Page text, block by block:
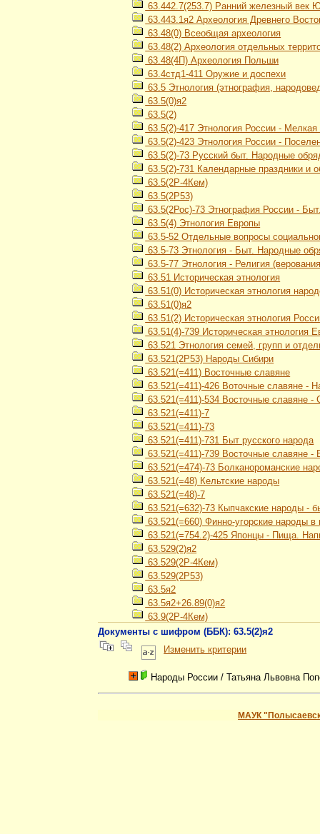
63.442.7(253.7) Ранний железный век
63.443.1я2 Археология Древнего
63.48(0) Всеобщая археология
63.48(2) Археология отдельных
63.48(4П) Археология Польши
63.4стд1-411 Оружие и доспехи
63.5 Этнология (этнография,
63.5(0)я2
63.5(2)
63.5(2)-417 Этнология России -
63.5(2)-423 Этнология России -
63.5(2)-73 Русский быт. Народные
63.5(2)-731 Календарные праздники и
63.5(2Р-4Кем)
63.5(2Р53)
63.5(2Рос)-73 Этнография России -
63.5(4) Этнология Европы
63.5-52 Отдельные вопросы
63.5-73 Этнология - Быт. Народные
63.5-77 Этнология - Религия
63.51 Историческая этнология
63.51(0) Историческая этнология
63.51(0)я2
63.51(2) Историческая этнология
63.51(4)-739 Историческая
63.521 Этнология семей, групп и
63.521(2Р53) Народы Сибири
63.521(=411) Восточные славяне
63.521(=411)-426 Воточные славяне -
63.521(=411)-534 Восточные славяне
63.521(=411)-7
63.521(=411)-73
63.521(=411)-731 Быт русского народа
63.521(=411)-739 Восточные славяне
63.521(=474)-73 Болканороманские
63.521(=48) Кельтские народы
63.521(=48)-7
63.521(=632)-73 Кыпчакские народы -
63.521(=660) Финно-угорские народы в
63.521(=754.2)-425 Японцы - Пища.
63.529(2)я2
63.529(2Р-4Кем)
63.529(2Р53)
63.5я2
63.5я2+26.89(0)я2
63.9(2Р-4Кем)
Документы с шифром (ББК): 63.5(2)я2
Изменить критерии
Народы России / Татьяна Львовна
МАУК